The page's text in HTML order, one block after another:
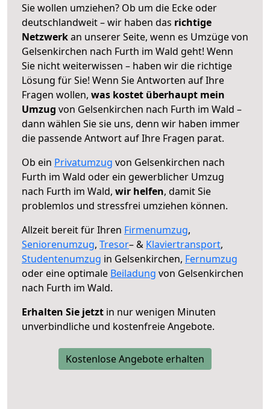
Sie wollen umziehen? Ob um die Ecke oder
deutschlandweit – wir haben das richtige
Netzwerkan unserer Seite, wenn es Umzüge von
Gelsenkirchen nach Furth im Wald geht! Wenn
Sie nicht weiterwissen – haben wir die richtige
Lösung für Sie! Wenn Sie Antworten auf Ihre
Fragen wollen, was kostet überhaupt mein
Umzug von Gelsenkirchen nach Furth im Wald –
dann wählen Sie sie uns, denn wir haben immer
die passende Antwort auf Ihre Fragen parat.
Ob ein Privatumzug von Gelsenkirchen nach
Furth im Wald oder ein gewerblicher Umzug
nach Furth im Wald, wir helfen, damit Sie
problemlos und stressfrei umziehen können.
Allzeit bereit für Ihren Firmenumzug,
Seniorenumzug, Tresor– & Klaviertransport,
Studentenumzug in Gelsenkirchen, Fernumzug
oder eine optimale Beiladung von Gelsenkirchen
nach Furth im Wald.
Erhalten Sie jetzt in nur wenigen Minuten
unverbindliche und kostenfreie Angebote.
Kostenlose Angebote erhalten